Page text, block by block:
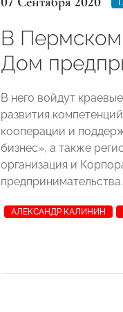
В Пермском
Дом
В него войдут
развития
кооперации и
бизнес», а также
организация и
предпринимательства.
АЛЕКСАНДР КАЛИНИН